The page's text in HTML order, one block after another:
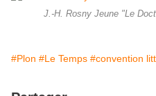
J.-H. Rosny Jeune "Le
#Plon #Le Temps #convention